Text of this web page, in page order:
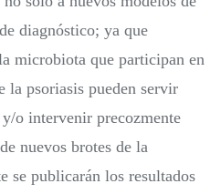
diagnóstico; ya que
microbiota que participan en
la psoriasis pueden servir
o intervenir precozmente
nuevos brotes de la
se publicarán los resultados